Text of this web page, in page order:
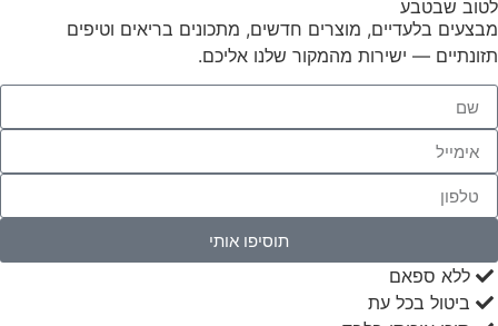
שבטבע
בלעדיים, מוצרים חדשים, מתכונים בריאים וטיפים
— ישירות מהמקור שלנו אליכם.
תוסיפו אותי
ללא ספאם
ביטול בכל עת